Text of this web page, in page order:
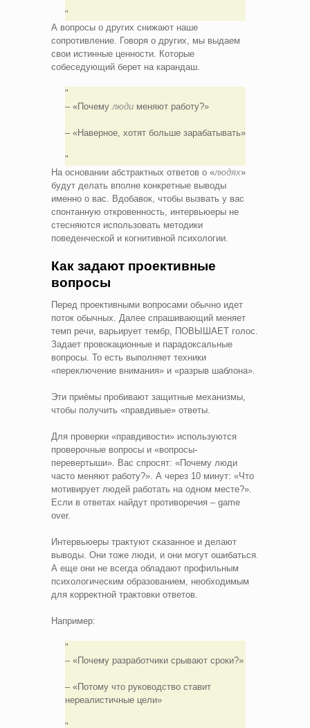
А вопросы о других снижают наше
сопротивление. Говоря о других, мы выдаем
свои истинные ценности. Которые
собеседующий берет на карандаш.
– «Почему люди меняют работу?»
– «Наверное, хотят больше зарабатывать»
На основании абстрактных ответов о «людях»
будут делать вполне конкретные выводы
именно о вас. Вдобавок, чтобы вызвать у вас
спонтанную откровенность, интервьюеры не
стесняются использовать методики
поведенческой и когнитивной психологии.
Как задают проективные
вопросы
Перед проективными вопросами обычно идет
поток обычных. Далее спрашивающий меняет
темп речи, варьирует тембр, ПОВЫШАЕТ голос.
Задает провокационные и парадоксальные
вопросы. То есть выполняет техники
«переключение внимания» и «разрыв шаблона».
Эти приёмы пробивают защитные механизмы,
чтобы получить «правдивые» ответы.
Для проверки «правдивости» используются
проверочные вопросы и «вопросы-
перевертыши». Вас спросят: «Почему люди
часто меняют работу?». А через 10 минут: «Что
мотивирует людей работать на одном месте?».
Если в ответах найдут противоречия – game
over.
Интервьюеры трактуют сказанное и делают
выводы. Они тоже люди, и они могут ошибаться.
А еще они не всегда обладают профильным
психологическим образованием, необходимым
для корректной трактовки ответов.
Например:
– «Почему разработчики срывают сроки?»
– «Потому что руководство ставит
нереалистичные цели»